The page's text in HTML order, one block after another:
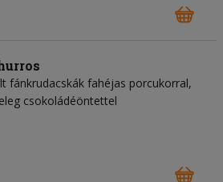
fánkrudacskák fahéjas porcukorral,
csokoládéöntettel